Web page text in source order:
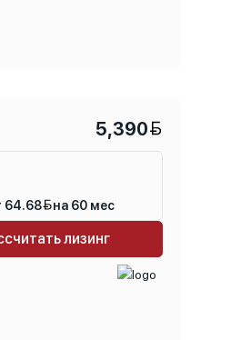
5,390
64.68 на 60 мес
лизинг